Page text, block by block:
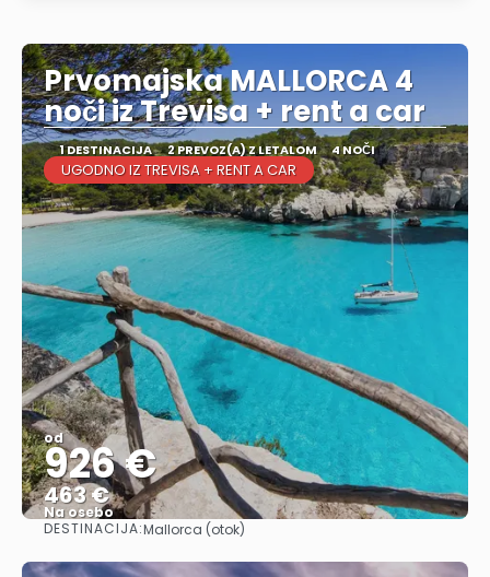
Prvomajska MALLORCA 4
noči iz Trevisa + rent a car
1 DESTINACIJA 2 PREVOZ(A) Z LETALOM 4 NOČI
UGODNO IZ TREVISA + RENT A CAR
od
926 €
463 €
Na osebo
Glej .
DESTINACIJA:Mallorca (otok)